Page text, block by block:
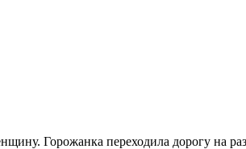
Горожанка переходила дорогу на